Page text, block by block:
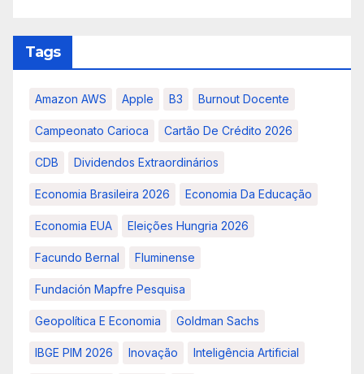
Tags
Amazon AWS Apple B3 Burnout Docente
Campeonato Carioca Cartão De Crédito 2026
CDB Dividendos Extraordinários
Economia Brasileira 2026 Economia Da Educação
Economia EUA Eleições Hungria 2026
Facundo Bernal Fluminense
Fundación Mapfre Pesquisa
Geopolítica E Economia Goldman Sachs
IBGE PIM 2026 Inovação Inteligência Artificial